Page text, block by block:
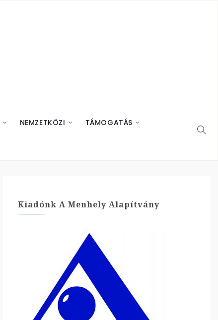
NEMZETKÖZI TÁMOGATÁS
Kiadónk A Menhely Alapítvány